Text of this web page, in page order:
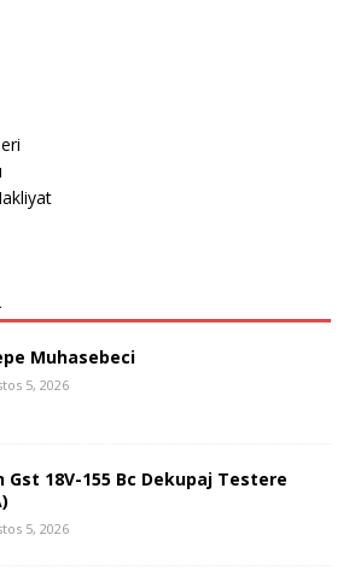
Muhasebeci
5, 2026
Gst 18V-155 Bc Dekupaj Testere
5, 2026